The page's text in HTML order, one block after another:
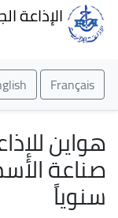
الإذاعة
Français
English
هواين
سنوياً